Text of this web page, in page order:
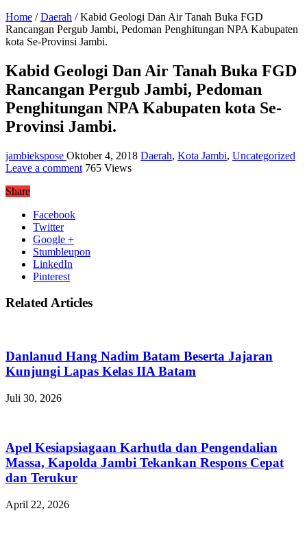
Home / Daerah / Kabid Geologi Dan Air Tanah Buka FGD
Rancangan Pergub Jambi, Pedoman Penghitungan NPA Kabupaten
kota Se-Provinsi Jambi.
Kabid Geologi Dan Air Tanah Buka FGD
Rancangan Pergub Jambi, Pedoman
Penghitungan NPA Kabupaten kota Se-
Provinsi Jambi.
jambiekspose Oktober 4, 2018 Daerah, Kota Jambi, Uncategorized
Leave a comment 765 Views
Share
Facebook
Twitter
Google +
Stumbleupon
LinkedIn
Pinterest
Related Articles
Danlanud Hang Nadim Batam Beserta Jajaran
Kunjungi Lapas Kelas IIA Batam
Juli 30, 2026
Apel Kesiapsiagaan Karhutla dan Pengendalian
Massa, Kapolda Jambi Tekankan Respons Cepat
dan Terukur
April 22, 2026